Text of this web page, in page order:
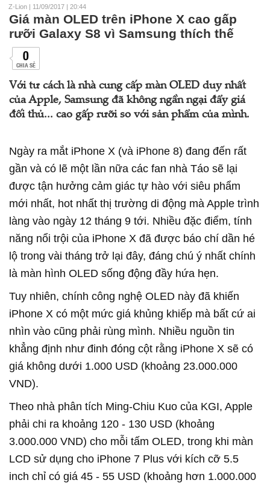
Z-Lion | 11/09/2017 | 20:44
Giá màn OLED trên iPhone X cao gấp
rưỡi Galaxy S8 vì Samsung thích thế
0
CHIA SẺ
Với tư cách là nhà cung cấp màn OLED duy nhất
của Apple, Samsung đã không ngần ngại đẩy giá
đối thủ... cao gấp rưỡi so với sản phẩm của mình.
Ngày ra mắt iPhone X (và iPhone 8) đang đến rất
gần và có lẽ một lần nữa các fan nhà Táo sẽ lại
được tận hưởng cảm giác tự hào với siêu phẩm
mới nhất, hot nhất thị trường di động mà Apple trình
làng vào ngày 12 tháng 9 tới. Nhiều đặc điểm, tính
năng nổi trội của iPhone X đã được báo chí dần hé
lộ trong vài tháng trở lại đây, đáng chú ý nhất chính
là màn hình OLED sống động đầy hứa hẹn.
Tuy nhiên, chính công nghệ OLED này đã khiến
iPhone X có một mức giá khủng khiếp mà bất cứ ai
nhìn vào cũng phải rùng mình. Nhiều nguồn tin
khẳng định như đinh đóng cột rằng iPhone X sẽ có
giá không dưới 1.000 USD (khoảng 23.000.000
VND).
Theo nhà phân tích Ming-Chiu Kuo của KGI, Apple
phải chi ra khoảng 120 - 130 USD (khoảng
3.000.000 VND) cho mỗi tấm OLED, trong khi màn
LCD sử dụng cho iPhone 7 Plus với kích cỡ 5.5
inch chỉ có giá 45 - 55 USD (khoảng hơn 1.000.000